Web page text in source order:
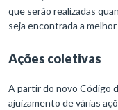
que serão realizadas
seja encontrada a
Ações coletivas
A partir do novo Código
ajuizamento de várias